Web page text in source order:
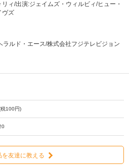
ィ/出演:ジェイムズ・ウィルビィ/ヒュー・
ヴズ
ルド・エース/株式会社フジテレビジョン
100円)
を友達に教える